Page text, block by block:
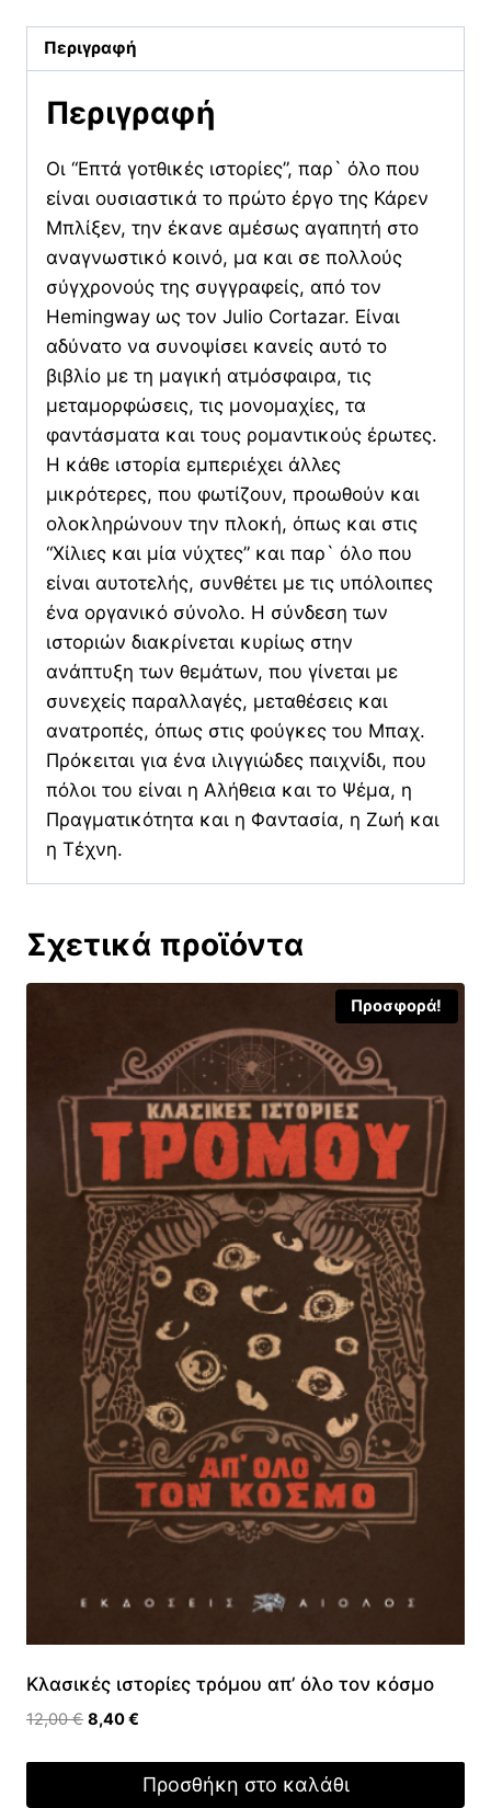
Περιγραφή
Περιγραφή
Οι “Επτά γοτθικές ιστορίες”, παρ` όλο που
είναι ουσιαστικά το πρώτο έργο της Κάρεν
Μπλίξεν, την έκανε αμέσως αγαπητή στο
αναγνωστικό κοινό, μα και σε πολλούς
σύγχρονούς της συγγραφείς, από τον
Hemingway ως τον Julio Cortazar. Είναι
αδύνατο να συνοψίσει κανείς αυτό το
βιβλίο με τη μαγική ατμόσφαιρα, τις
μεταμορφώσεις, τις μονομαχίες, τα
φαντάσματα και τους ρομαντικούς έρωτες.
Η κάθε ιστορία εμπεριέχει άλλες
μικρότερες, που φωτίζουν, προωθούν και
ολοκληρώνουν την πλοκή, όπως και στις
“Χίλιες και μία νύχτες” και παρ` όλο που
είναι αυτοτελής, συνθέτει με τις υπόλοιπες
ένα οργανικό σύνολο. Η σύνδεση των
ιστοριών διακρίνεται κυρίως στην
ανάπτυξη των θεμάτων, που γίνεται με
συνεχείς παραλλαγές, μεταθέσεις και
ανατροπές, όπως στις φούγκες του Μπαχ.
Πρόκειται για ένα ιλιγγιώδες παιχνίδι, που
πόλοι του είναι η Αλήθεια και το Ψέμα, η
Πραγματικότητα και η Φαντασία, η Ζωή και
η Τέχνη.
Σχετικά προϊόντα
Προσφορά!
Κλασικές ιστορίες τρόμου απ’ όλο τον κόσμο
12,00€ Original
was:
12,00 €.
8,40€
τιμή
είναι:
Προσθήκη στο καλάθι